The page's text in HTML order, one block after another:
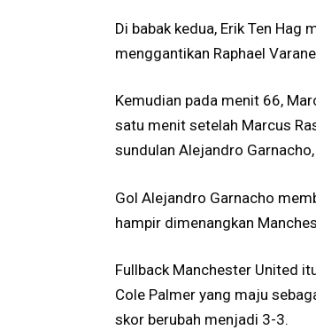
Di babak kedua, Erik Ten
menggantikan Raphael
Kemudian pada menit 66,
satu menit setelah Marcus
sundulan Alejandro
Gol Alejandro Garnacho
hampir dimenangkan
Fullback Manchester United
Cole Palmer yang maju
skor berubah menjadi 3-3.